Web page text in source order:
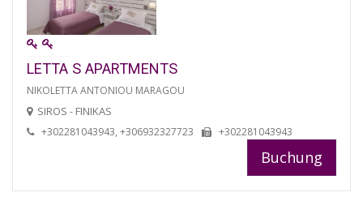
LETTA S APARTMENTS
NIKOLETTA ANTONIOU MARAGOU
SIROS - FINIKAS
+302281043943, +306932327723 +302281043943
Buchung